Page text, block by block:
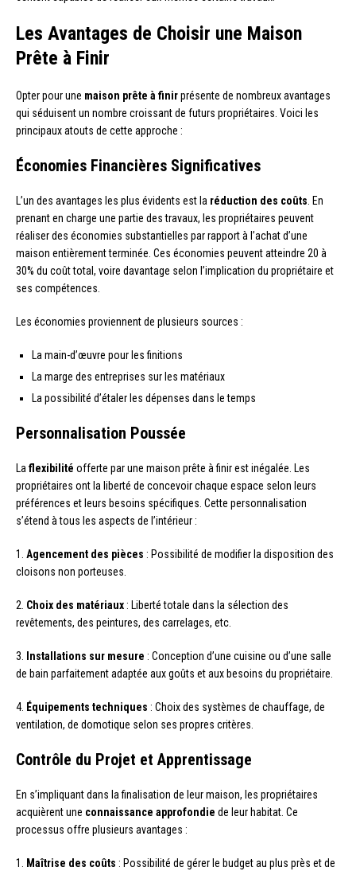
Les Avantages de Choisir une Maison
Prête à Finir
Opter pour une maison prête à finirprésente de nombreux avantages
qui séduisent un nombre croissant de futurs propriétaires. Voici les
principaux atouts de cette approche :
Économies Financières Significatives
L’un des avantages les plus évidents est la réduction des coûts . En
prenant en charge une partie des travaux, les propriétaires peuvent
réaliser des économies substantielles par rapport à l’achat d’une
maison entièrement terminée. Ces économies peuvent atteindre 20 à
30% du coût total, voire davantage selon l’implication du propriétaire et
ses compétences.
Les économies proviennent de plusieurs sources :
La main-d’œuvre pour les finitions
La marge des entreprises sur les matériaux
La possibilité d’étaler les dépenses dans le temps
Personnalisation Poussée
La flexibilité offerte par une maison prête à finir est inégalée. Les
propriétaires ont la liberté de concevoir chaque espace selon leurs
préférences et leurs besoins spécifiques. Cette personnalisation
s’étend à tous les aspects de l’intérieur :
1. Agencement des pièces : Possibilité de modifier la disposition des
cloisons non porteuses.
2. Choix des matériaux : Liberté totale dans la sélection des
revêtements, des peintures, des carrelages, etc.
3. Installations sur mesure : Conception d’une cuisine ou d’une salle
de bain parfaitement adaptée aux goûts et aux besoins du propriétaire.
4. Équipements techniques : Choix des systèmes de chauffage, de
ventilation, de domotique selon ses propres critères.
Contrôle du Projet et Apprentissage
En s’impliquant dans la finalisation de leur maison, les propriétaires
acquièrent une connaissance approfondie de leur habitat. Ce
processus offre plusieurs avantages :
1. Maîtrise des coûts : Possibilité de gérer le budget au plus près et de